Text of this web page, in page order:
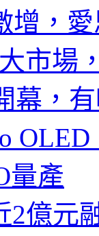
增，
市場
幕，
量產
2億元